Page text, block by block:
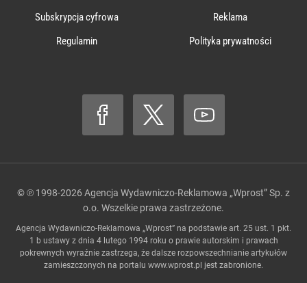
Subskrypcja cyfrowa
Reklama
Regulamin
Polityka prywatności
© ℗ 1998-2026 Agencja Wydawniczo-Reklamowa „Wprost” Sp. z
o.o. Wszelkie prawa zastrzeżone.
Agencja Wydawniczo-Reklamowa „Wprost” na podstawie art. 25 ust. 1 pkt.
1 b ustawy z dnia 4 lutego 1994 roku o prawie autorskim i prawach
pokrewnych wyraźnie zastrzega, że dalsze rozpowszechnianie artykułów
zamieszczonych na portalu www.wprost.pl jest zabronione.